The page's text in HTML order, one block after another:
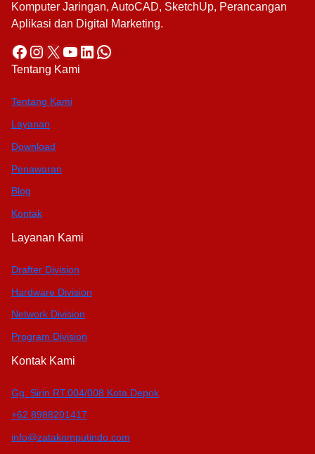
Komputer Jaringan, AutoCAD, SketchUp, Perancangan
Aplikasi dan Digital Marketing.
Facebook Instagram X YouTube LinkedIn WhatsApp
Tentang Kami
Tentang Kami
Layanan
Download
Penawaran
Blog
Kontak
Layanan Kami
Drafter Division
Hardware Division
Network Division
Program Division
Kontak Kami
Gg. Sirin RT.004/008 Kota Depok
+62 8988201417
info@zatakomputindo.com